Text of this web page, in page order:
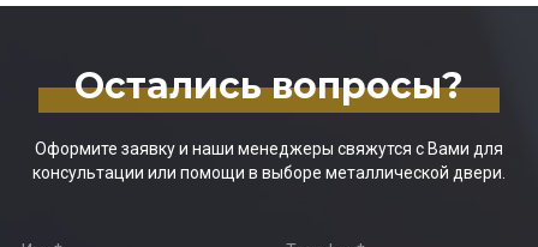
Остались вопросы?
Оформите заявку и наши менеджеры свяжутся с Вами для
консультации или помощи в выборе металлической двери.